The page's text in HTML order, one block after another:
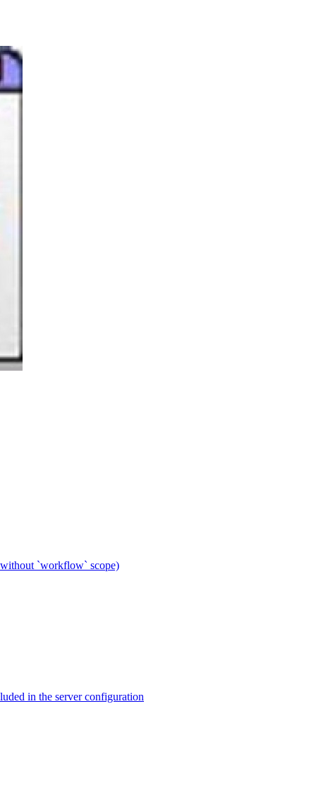
`workflow` scope)
in the server configuration